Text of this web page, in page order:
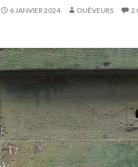
6 JANVIER 2024 OUÊVEURS 2